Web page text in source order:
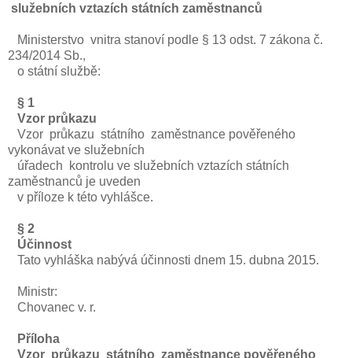
služebních vztazích státních zaměstnanců
Ministerstvo vnitra stanoví podle § 13 odst. 7 zákona č.
234/2014 Sb.,
o státní službě:
§ 1
Vzor průkazu
Vzor průkazu státního zaměstnance pověřeného
vykonávat ve služebních
úřadech kontrolu ve služebních vztazích státních
zaměstnanců je uveden
v příloze k této vyhlášce.
§ 2
Účinnost
Tato vyhláška nabývá účinnosti dnem 15. dubna 2015.
Ministr:
Chovanec v. r.
Příloha
Vzor průkazu státního zaměstnance pověřeného